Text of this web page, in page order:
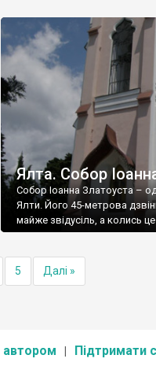
Ялта. Собор
Собор Іоанна Златоуста –
Ялти. Його 45-метрова
майже звідусіль, а колись
5 Далі »
автором Підтримати